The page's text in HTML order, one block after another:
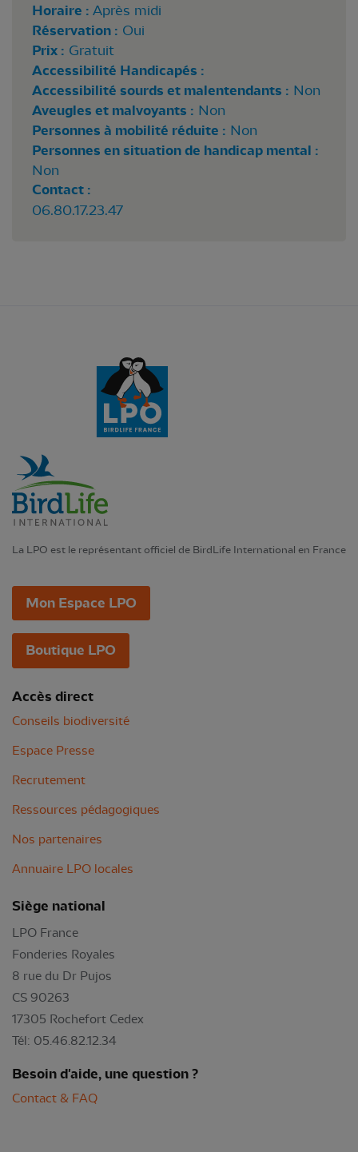
Horaire : Après midi
Réservation : Oui
Prix : Gratuit
Accessibilité Handicapés :
Accessibilité sourds et malentendants : Non
Aveugles et malvoyants : Non
Personnes à mobilité réduite : Non
Personnes en situation de handicap mental :
Non
Contact :
06.80.17.23.47
La LPO est le représentant officiel de BirdLife International en France
Mon Espace LPO
Boutique LPO
Accès direct
Conseils biodiversité
Espace Presse
Recrutement
Ressources pédagogiques
Nos partenaires
Annuaire LPO locales
Siège national
LPO France
Fonderies Royales
8 rue du Dr Pujos
CS 90263
17305 Rochefort Cedex
Tél: 05.46.82.12.34
Besoin d'aide, une question ?
Contact & FAQ